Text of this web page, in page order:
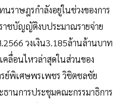
าษฎรกำลังอยู่ในช่วงของการ
าชบัญญัติงบประมาณรายจ่าย
วงเงิน3.185ล้านล้านบาท
ลื่อนไหวล่าสุดในส่วนของ
ย์พิเศษพรเพชร วิชิตชลชัย
านการประชุมคณะกรรมาธิการ